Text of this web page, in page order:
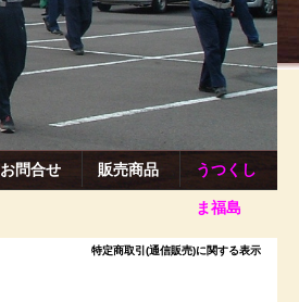
お問合せ 販売商品 うつくし
ま福島
特定商取引(通信販売)に関する表示